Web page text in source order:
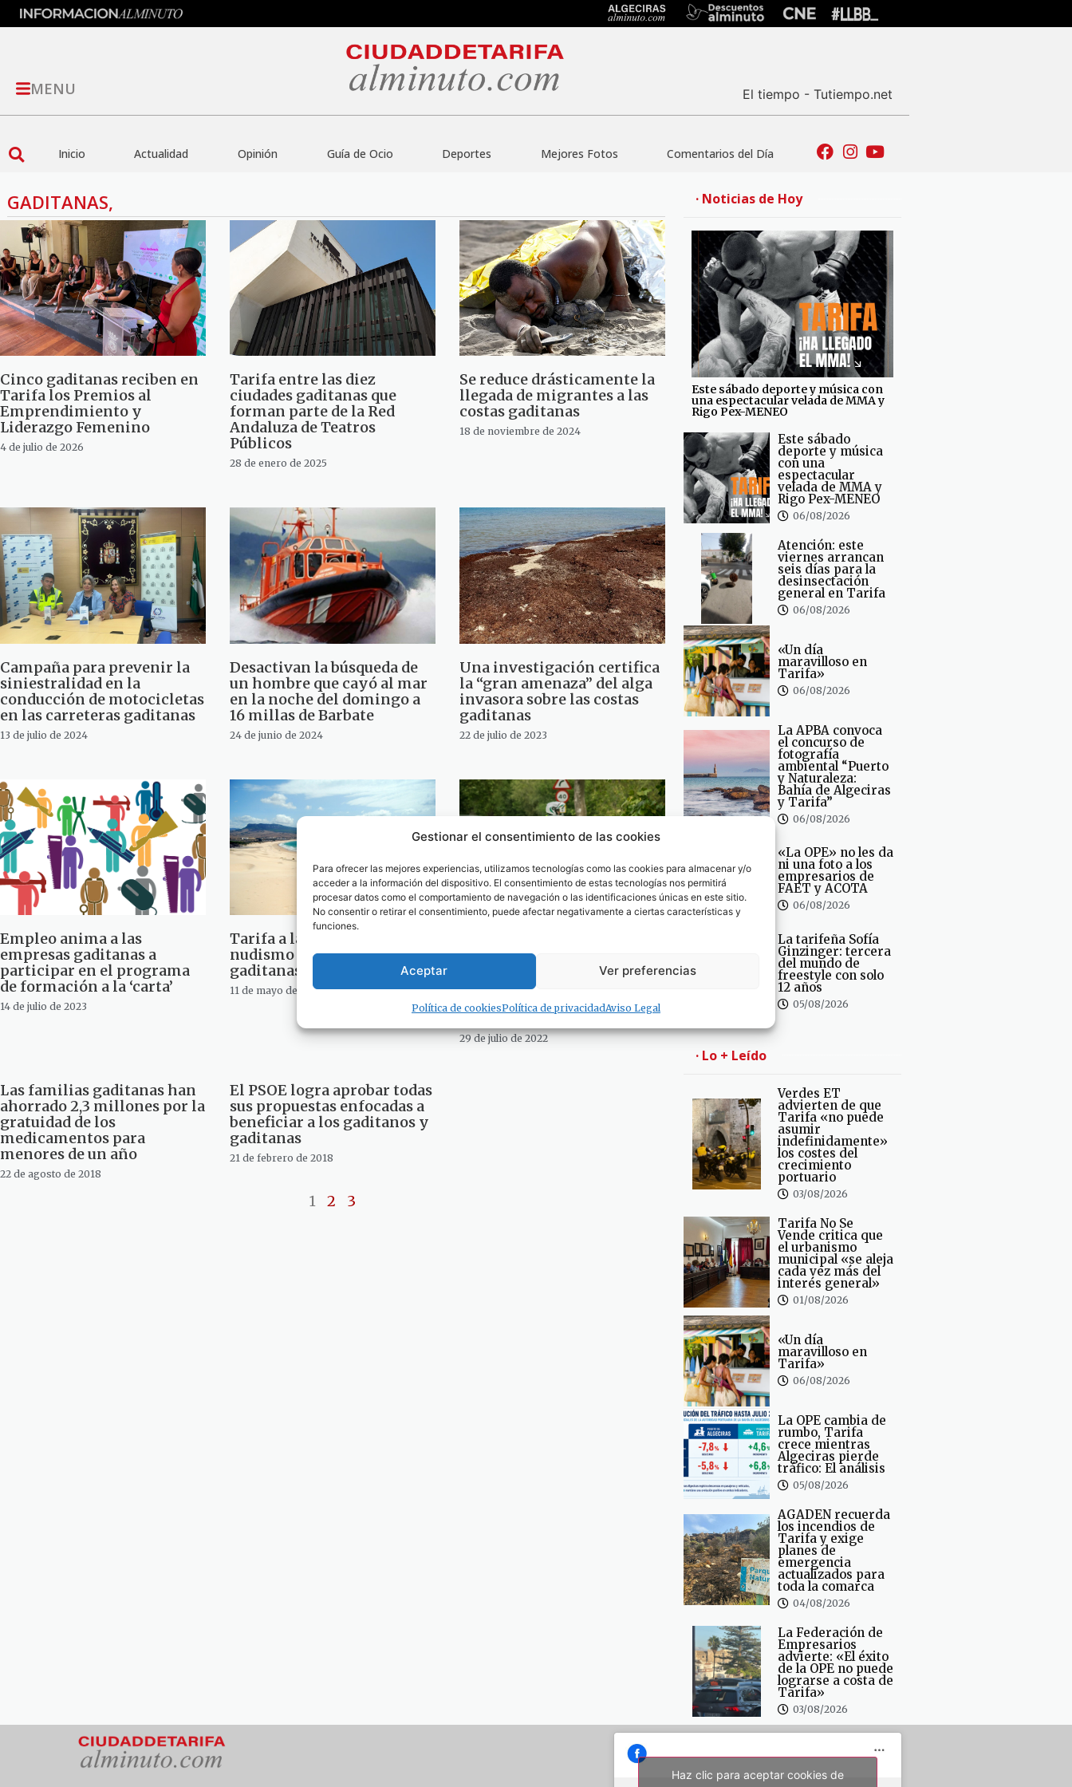
Gestionar el consentimiento de las cookies
Para ofrecer las mejores experiencias, utilizamos tecnologías como las cookies para almacenar y/o
acceder a la información del dispositivo. El consentimiento de estas tecnologías nos permitirá
procesar datos como el comportamiento de navegación o las identificaciones únicas en este sitio.
No consentir o retirar el consentimiento, puede afectar negativamente a ciertas características y
funciones.
Aceptar Ver preferencias
Política de cookiesPolítica de privacidadAviso Legal
MENU El tiempo - Tutiempo.net
Inicio Actualidad Opinión Guía de Ocio Deportes Mejores Fotos Comentarios del Día
GADITANAS,
Cinco gaditanas reciben en
Tarifa los Premios al
Emprendimiento y
Liderazgo Femenino
4 de julio de 2026
Tarifa entre las diez
ciudades gaditanas que
forman parte de la Red
Andaluza de Teatros
Públicos
28 de enero de 2025
Se reduce drásticamente la
llegada de migrantes a las
costas gaditanas
18 de noviembre de 2024
Campaña para prevenir la
siniestralidad en la
conducción de motocicletas
en las carreteras gaditanas
13 de julio de 2024
Desactivan la búsqueda de
un hombre que cayó al mar
en la noche del domingo a
16 millas de Barbate
24 de junio de 2024
Una investigación certifica
la “gran amenaza” del alga
invasora sobre las costas
gaditanas
22 de julio de 2023
Empleo anima a las
empresas gaditanas a
participar en el programa
de formación a la ‘carta’
14 de julio de 2023
Tarifa a la cabeza del
nudismo en las costas
gaditanas
11 de mayo de 2023
dispositivo especial de
vigilancia y control de las
carreteras gaditanas en la
Operación ‘1º de agosto
2022’
29 de julio de 2022
Las familias gaditanas han
ahorrado 2,3 millones por la
gratuidad de los
medicamentos para
menores de un año
22 de agosto de 2018
El PSOE logra aprobar todas
sus propuestas enfocadas a
beneficiar a los gaditanos y
gaditanas
21 de febrero de 2018
1 2 3
· Noticias de Hoy
Este sábado deporte y música con
una espectacular velada de MMA y
Rigo Pex-MENEO
Este sábado
deporte y música
con una
espectacular
velada de MMA y
Rigo Pex-MENEO
06/08/2026
Atención: este
viernes arrancan
seis días para la
desinsectación
general en Tarifa
06/08/2026
«Un día
maravilloso en
Tarifa»
06/08/2026
La APBA convoca
el concurso de
fotografía
ambiental “Puerto
y Naturaleza:
Bahía de Algeciras
y Tarifa”
06/08/2026
«La OPE» no les da
ni una foto a los
empresarios de
FAET y ACOTA
06/08/2026
La tarifeña Sofía
Ginzinger: tercera
del mundo de
freestyle con solo
12 años
05/08/2026
· Lo + Leído
Verdes ET
advierten de que
Tarifa «no puede
asumir
indefinidamente»
los costes del
crecimiento
portuario
03/08/2026
Tarifa No Se
Vende critica que
el urbanismo
municipal «se aleja
cada vez más del
interés general»
01/08/2026
«Un día
maravilloso en
Tarifa»
06/08/2026
La OPE cambia de
rumbo, Tarifa
crece mientras
Algeciras pierde
tráfico: El análisis
05/08/2026
AGADEN recuerda
los incendios de
Tarifa y exige
planes de
emergencia
actualizados para
toda la comarca
04/08/2026
La Federación de
Empresarios
advierte: «El éxito
de la OPE no puede
lograrse a costa de
Tarifa»
03/08/2026
Haz clic para aceptar cookies de